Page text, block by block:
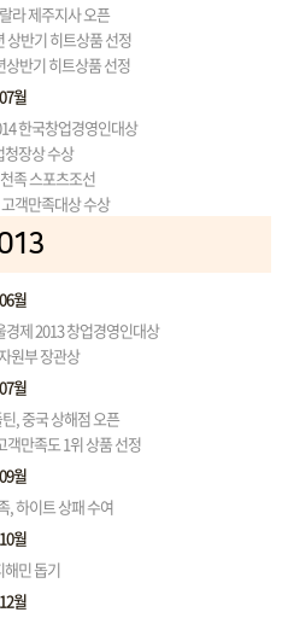
라 제주지사 오픈
상반기 히트상품 선정
반기 히트상품 선정
07월
한국창업경영인대상
장상 수상
족 스포츠조선
객만족대상 수상
06월
제 2013 창업경영인대상
원부 장관상
07월
, 중국 상해점 오픈
객만족도 1위 상품 선정
09월
, 하이트 상패 수여
10월
민 돕기
12월